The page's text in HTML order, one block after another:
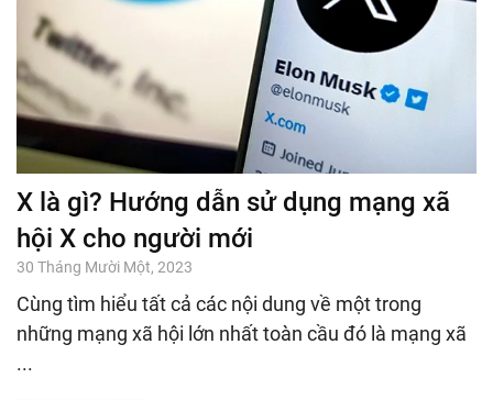
X là gì? Hướng dẫn sử dụng mạng xã
hội X cho người mới
30 Tháng Mười Một, 2023
Cùng tìm hiểu tất cả các nội dung về một trong
những mạng xã hội lớn nhất toàn cầu đó là mạng xã
...